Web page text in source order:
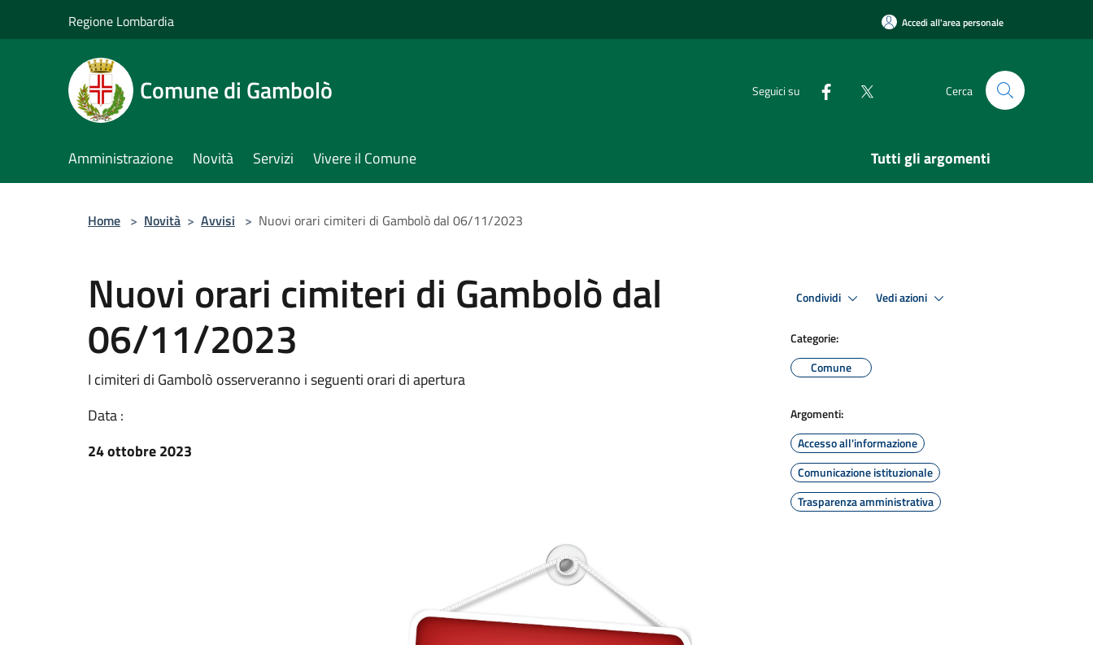
Regione Lombardia Accedi all'area personale
Comune di Gambolò Seguici su Cerca
Amministrazione Novità Servizi Vivere il Comune Tutti gli argomenti
Home > Novità > Avvisi > Nuovi orari cimiteri di Gambolò dal 06/11/2023
Nuovi orari cimiteri di Gambolò dal
06/11/2023
I cimiteri di Gambolò osserveranno i seguenti orari di apertura
Data :
24 ottobre 2023
Condividi Vedi azioni
Categorie:
Comune
Argomenti:
Accesso all'informazione
Comunicazione istituzionale
Trasparenza amministrativa